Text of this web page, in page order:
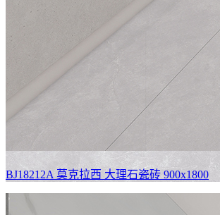
BJ18212A 莫克拉西 大理石瓷砖 900x1800